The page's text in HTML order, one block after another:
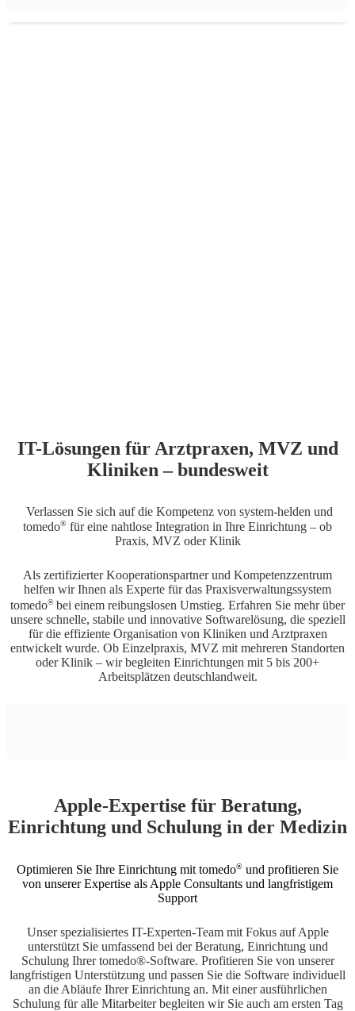
IT-Lösungen für Arztpraxen, MVZ und
Kliniken – bundesweit
Verlassen Sie sich auf die Kompetenz von system-helden und
tomedo® für eine nahtlose Integration in Ihre Einrichtung – ob
Praxis, MVZ oder Klinik
Als zertifizierter Kooperationspartner und Kompetenzzentrum
helfen wir Ihnen als Experte für das Praxisverwaltungssystem
tomedo® bei einem reibungslosen Umstieg. Erfahren Sie mehr über
unsere schnelle, stabile und innovative Softwarelösung, die speziell
für die effiziente Organisation von Kliniken und Arztpraxen
entwickelt wurde. Ob Einzelpraxis, MVZ mit mehreren Standorten
oder Klinik – wir begleiten Einrichtungen mit 5 bis 200+
Arbeitsplätzen deutschlandweit.
Apple-Expertise für Beratung,
Einrichtung und Schulung in der Medizin
Optimieren Sie Ihre Einrichtung mit tomedo® und profitieren Sie
von unserer Expertise als Apple Consultants und langfristigem
Support
Unser spezialisiertes IT-Experten-Team mit Fokus auf Apple
unterstützt Sie umfassend bei der Beratung, Einrichtung und
Schulung Ihrer tomedo®-Software. Profitieren Sie von unserer
langfristigen Unterstützung und passen Sie die Software individuell
an die Abläufe Ihrer Einrichtung an. Mit einer ausführlichen
Schulung für alle Mitarbeiter begleiten wir Sie auch am ersten Tag